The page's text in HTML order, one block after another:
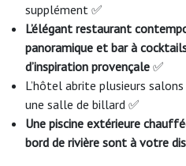
supplément ✅
L’élégant restaurant
panoramique et bar à
d’inspiration provençale ✅
L’hôtel abrite plusieurs
une salle de billard ✅
Une piscine extérieure
bord de rivière sont à votre